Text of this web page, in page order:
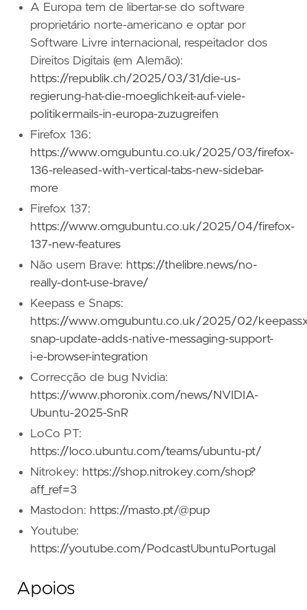
A Europa tem de libertar-se do software
proprietário norte-americano e optar por
Software Livre internacional, respeitador dos
Direitos Digitais (em Alemão):
https://republik.ch/2025/03/31/die-us-
regierung-hat-die-moeglichkeit-auf-viele-
politikermails-in-europa-zuzugreifen
Firefox 136:
https://www.omgubuntu.co.uk/2025/03/firefox-
136-released-with-vertical-tabs-new-sidebar-
more
Firefox 137:
https://www.omgubuntu.co.uk/2025/04/firefox-
137-new-features
Não usem Brave: https://thelibre.news/no-
really-dont-use-brave/
Keepass e Snaps:
https://www.omgubuntu.co.uk/2025/02/
snap-update-adds-native-messaging-support-
i-e-browser-integration
Correcção de bug Nvidia:
https://www.phoronix.com/news/NVIDIA-
Ubuntu-2025-SnR
LoCo PT:
https://loco.ubuntu.com/teams/ubuntu-pt/
Nitrokey: https://shop.nitrokey.com/shop?
aff_ref=3
Mastodon: https://masto.pt/@pup
Youtube:
https://youtube.com/PodcastUbuntuPortugal
Apoios